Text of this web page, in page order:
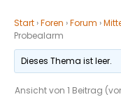
Start ›Foren ›Forum ›
Probealarm
Dieses Thema ist leer.
Ansicht von 1 Beitrag